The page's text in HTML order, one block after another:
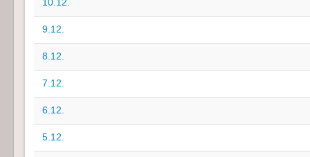
10.12.
9.12.
8.12.
7.12.
6.12.
5.12.